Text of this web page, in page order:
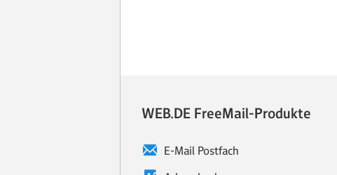
WEB.DE FreeMail-Produkte
E-Mail Postfach